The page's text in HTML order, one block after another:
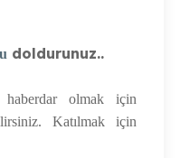
doldurunuz..
haberdar olmak için
Katılmak için